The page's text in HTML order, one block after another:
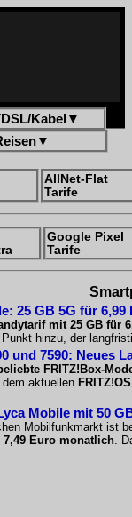
Kabel ▼
▼
AllNet-Flat
Tarife
Google Pixel
Tarife
25 GB 5G für
mit 25 GB für
hinzu, der
und 7590: Neues
FRITZ!Box-
aktuellen
Mobile mit 50
Mobilfunkmarkt ist
7,49 Euro monatlich.